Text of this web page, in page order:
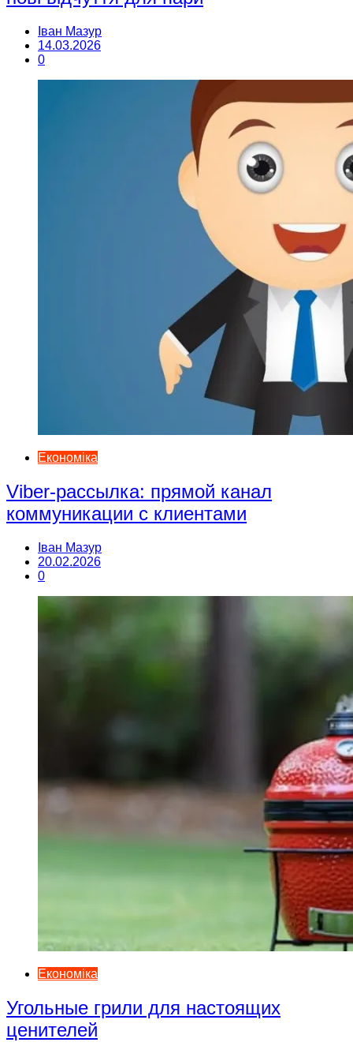
Іван Мазур
14.03.2026
0
Економіка
Viber-рассылка: прямой канал
коммуникации с клиентами
Іван Мазур
20.02.2026
0
Економіка
Угольные грили для настоящих
ценителей